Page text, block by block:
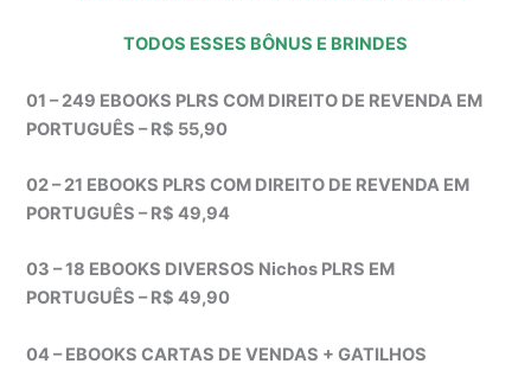
TODOS ESSES BÔNUS E BRINDES
01 – 249 EBOOKS PLRS COM DIREITO DE REVENDA EM
PORTUGUÊS – R$ 55,90
02 – 21 EBOOKS PLRS COM DIREITO DE REVENDA EM
PORTUGUÊS – R$ 49,94
03 – 18 EBOOKS DIVERSOS Nichos PLRS EM
PORTUGUÊS – R$ 49,90
04 – EBOOKS CARTAS DE VENDAS + GATILHOS